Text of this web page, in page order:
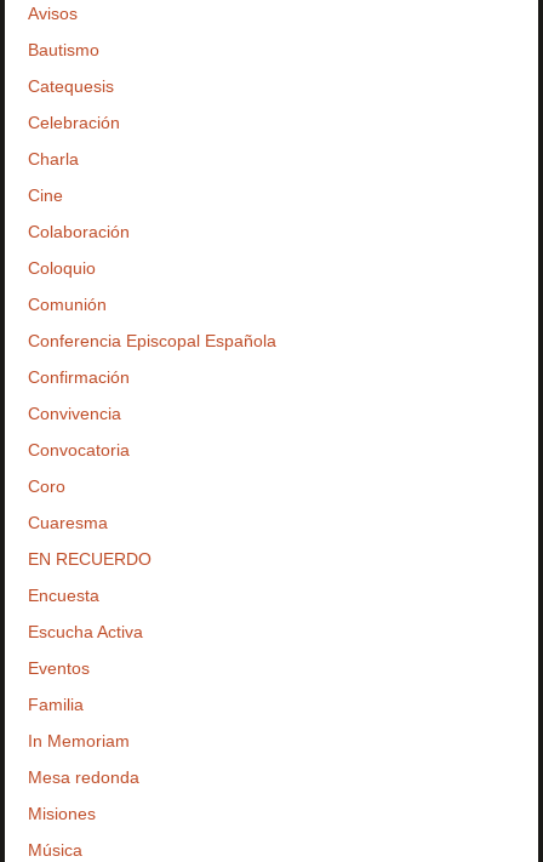
Avisos
Bautismo
Catequesis
Celebración
Charla
Cine
Colaboración
Coloquio
Comunión
Conferencia Episcopal Española
Confirmación
Convivencia
Convocatoria
Coro
Cuaresma
EN RECUERDO
Encuesta
Escucha Activa
Eventos
Familia
In Memoriam
Mesa redonda
Misiones
Música